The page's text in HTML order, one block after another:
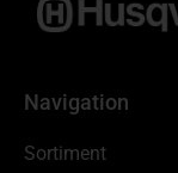
Navigation
Sortiment